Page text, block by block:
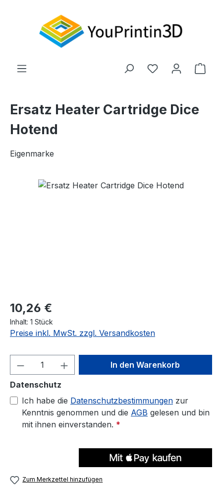
Du hast 0
Ersatz Heater Cartridge Dice
Hotend
Eigenmarke
Regulärer Preis:
10,26 €
Inhalt: 1 Stück
Preise inkl. MwSt. zzgl. Versandkosten
Produkt Anzahl: Gib denIn den Warenkorb
Datenschutz
Ich habe die Datenschutzbestimmungen zur
Kenntnis genommen und die AGB gelesen und bin
mit ihnen einverstanden. *
Zum Merkzettel hinzufügen